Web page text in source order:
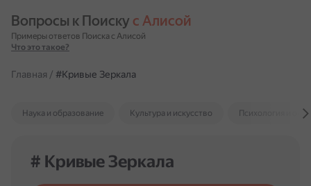
Вопросы к Поиску с Алисой
Примеры ответов Поиска с Алисой
Что это такое?
Главная / #Кривые Зеркала
Наука и образование Культура и искусство Психология и
# Кривые Зеркала